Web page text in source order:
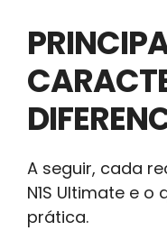
A seguir, cada
N1S Ultimate e o
prática.